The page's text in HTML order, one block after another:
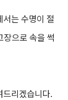
는 수명이 절
장으로 속을 썩
드리겠습니다.